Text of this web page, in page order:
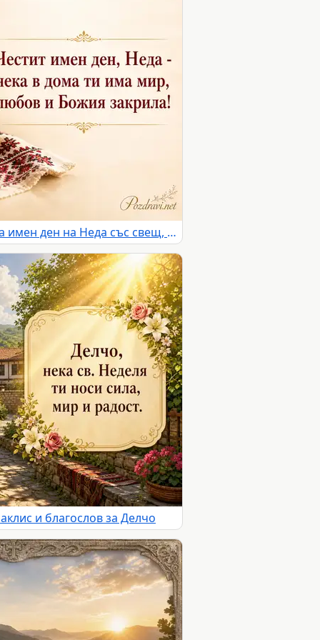
Православен натюрморт за имен ден на Неда със свещ, икона и летни цветя
и благослов за Делчо